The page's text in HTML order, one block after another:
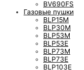
BV690FS
Газовые пушки
BLP15M
BLP30M
BLP53M
BLP53E
BLP73M
BLP73E
BLP103E